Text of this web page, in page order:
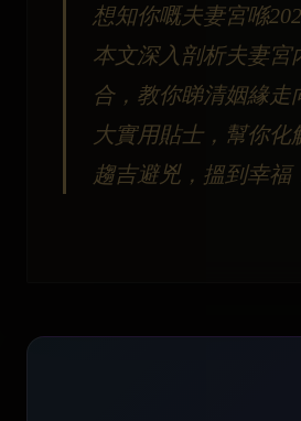
想知你嘅夫妻宮喺
本文深入剖析夫妻宮
合，教你睇清姻緣走
大實用貼士，幫你化
趨吉避兇，搵到幸福